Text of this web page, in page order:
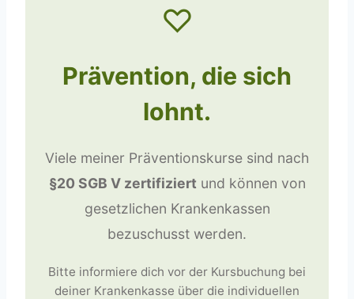
♡
Prävention, die sich
lohnt.
Viele meiner Präventionskurse sind nach
§20 SGB V zertifiziert und können von
gesetzlichen Krankenkassen
bezuschusst werden.
Bitte informiere dich vor der Kursbuchung bei
deiner Krankenkasse über die individuellen